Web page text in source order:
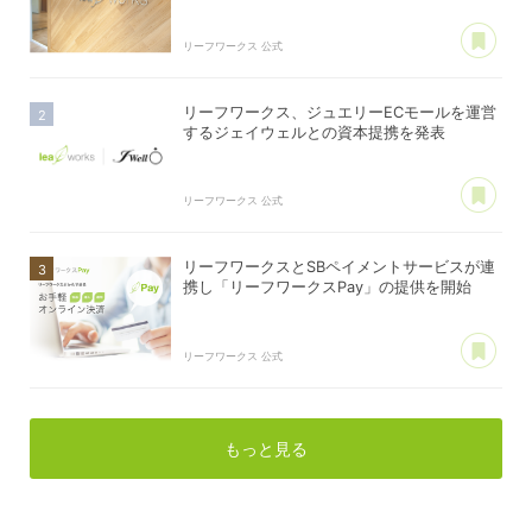
リーフワークス 公式
リーフワークス、ジュエリーECモールを運営
するジェイウェルとの資本提携を発表
リーフワークス 公式
リーフワークスとSBペイメントサービスが連
携し「リーフワークスPay」の提供を開始
リーフワークス 公式
もっと見る